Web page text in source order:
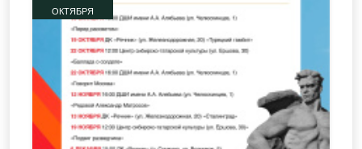
ОКТЯБРЯ